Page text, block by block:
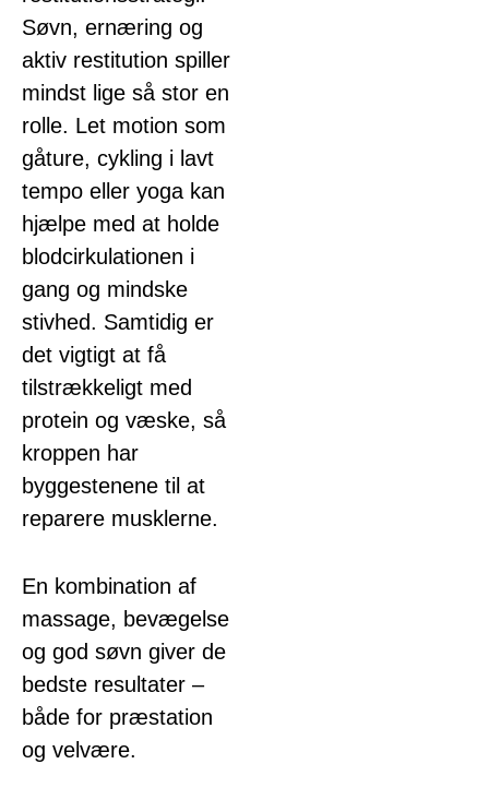
Søvn, ernæring og
aktiv restitution spiller
mindst lige så stor en
rolle. Let motion som
gåture, cykling i lavt
tempo eller yoga kan
hjælpe med at holde
blodcirkulationen i
gang og mindske
stivhed. Samtidig er
det vigtigt at få
tilstrækkeligt med
protein og væske, så
kroppen har
byggestenene til at
reparere musklerne.
En kombination af
massage, bevægelse
og god søvn giver de
bedste resultater –
både for præstation
og velvære.